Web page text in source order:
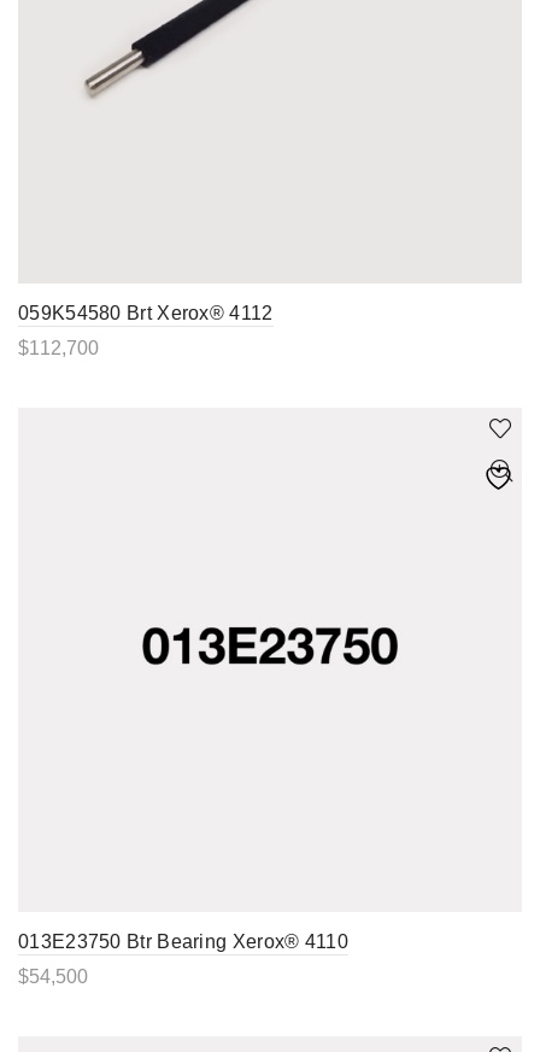
059K54580 Brt Xerox® 4112
$112,700
013E23750 Btr Bearing Xerox® 4110
$54,500